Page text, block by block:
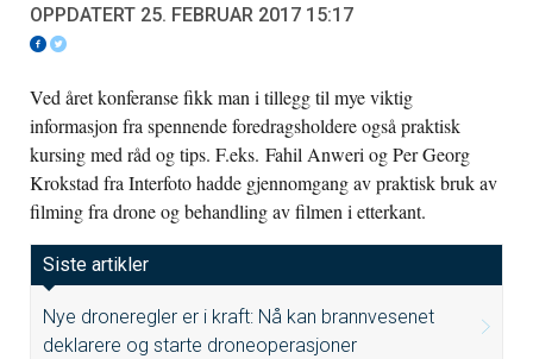
OPPDATERT 25. FEBRUAR 2017 15:17
Ved året konferanse fikk man i tillegg til mye viktig
informasjon fra spennende foredragsholdere også praktisk
kursing med råd og tips. F.eks. Fahil Anweri og Per Georg
Krokstad fra Interfoto hadde gjennomgang av praktisk bruk av
filming fra drone og behandling av filmen i etterkant.
Siste artikler
Nye droneregler er i kraft: Nå kan brannvesenet
deklarere og starte droneoperasjoner